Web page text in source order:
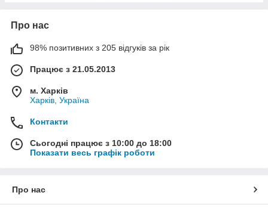
Про нас
98% позитивних з 205 відгуків за рік
Працює з 21.05.2013
м. Харків
Харків, Україна
Контакти
Сьогодні працює з 10:00 до 18:00
Показати весь графік роботи
Про нас